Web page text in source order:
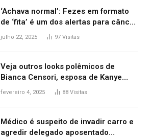
‘Achava normal’: Fezes em formato
de ‘fita’ é um dos alertas para câncer
colorretal; relembre fala de Preta Gil
julho 22, 2025 97 Visitas
Veja outros looks polêmicos de
Bianca Censori, esposa de Kanye
West que apareceu nua no Grammy
fevereiro 4, 2025 88 Visitas
Médico é suspeito de invadir carro e
agredir delegado aposentado